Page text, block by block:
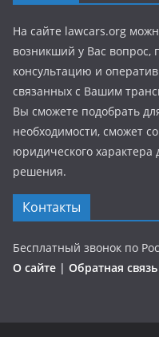
На сайте lawcars.org
возникший у Вас вопрос,
консультацию и
связанных с Вашим
Вы сможете подобрать
необходимости, сможет
юридического характера
решения.
Контакты
Бесплатный звонок по
О сайте | Обратная связь